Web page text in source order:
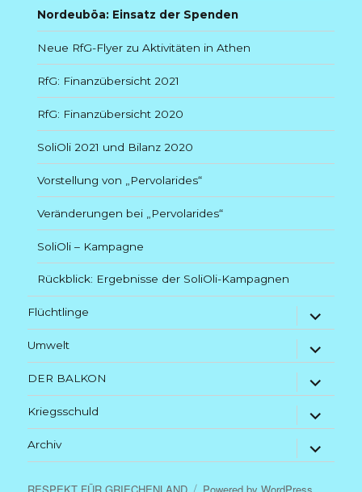
Nordeuböa: Einsatz der Spenden
Neue RfG-Flyer zu Aktivitäten in Athen
RfG: Finanzübersicht 2021
RfG: Finanzübersicht 2020
SoliOli 2021 und Bilanz 2020
Vorstellung von „Pervolarides“
Veränderungen bei „Pervolarides“
SoliOli – Kampagne
Rückblick: Ergebnisse der SoliOli-Kampagnen
Flüchtlinge
Untermenü
anzeigen
Umwelt
Untermenü
anzeigen
DER BALKON
Untermenü
anzeigen
Kriegsschuld
Untermenü
anzeigen
Archiv
Untermenü
anzeigen